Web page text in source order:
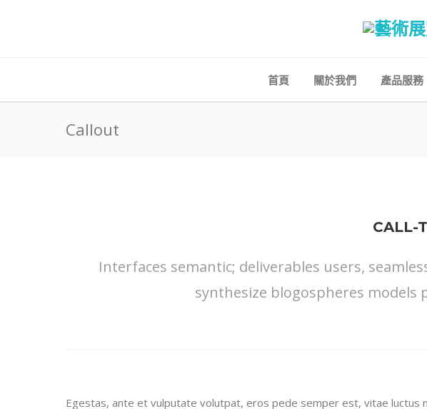
首頁 關於我們 產品服務
Callout
CALL-
Interfaces semantic; deliverables users,
synthesize blogospheres models
Egestas, ante et vulputate volutpat, eros pede semper est, vitae luctus